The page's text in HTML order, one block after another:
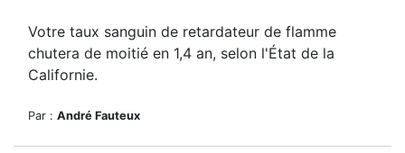
Votre taux sanguin de retardateur de flamme
chutera de moitié en 1,4 an, selon l'État de la
Californie.
Par : André Fauteux